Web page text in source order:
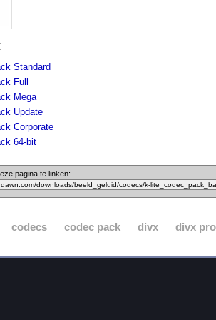
Standard
Full
Mega
Update
Corporate
64-bit
pagina te linken:
codecs codec pack divx divx pro